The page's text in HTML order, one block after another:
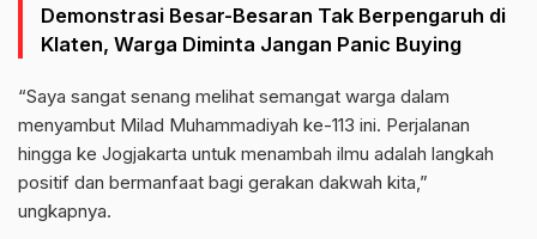
Demonstrasi Besar-Besaran Tak Berpengaruh di
Klaten, Warga Diminta Jangan Panic Buying
“Saya sangat senang melihat semangat warga dalam
menyambut Milad Muhammadiyah ke-113 ini. Perjalanan
hingga ke Jogjakarta untuk menambah ilmu adalah langkah
positif dan bermanfaat bagi gerakan dakwah kita,”
ungkapnya.